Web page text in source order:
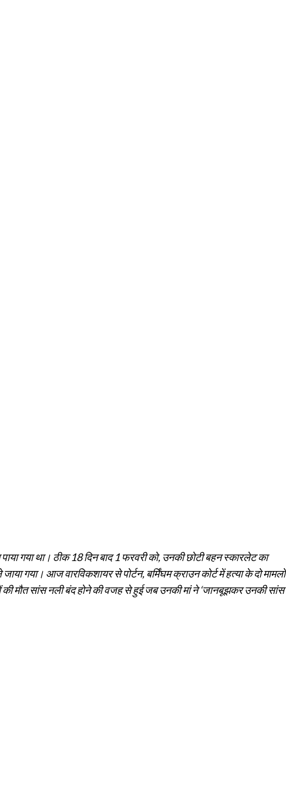
गया था। ठीक 18 दिन बाद 1 फरवरी को, उनकी छोटी बहन स्कारलेट का
गया। आज वारविकशायर से पोर्टन, बर्मिंघम क्राउन कोर्ट में हत्या के दो मामलों
की मौत सांस नली बंद होने की वजह से हुई जब उनकी मां ने ‘जानबूझकर उनकी सांस